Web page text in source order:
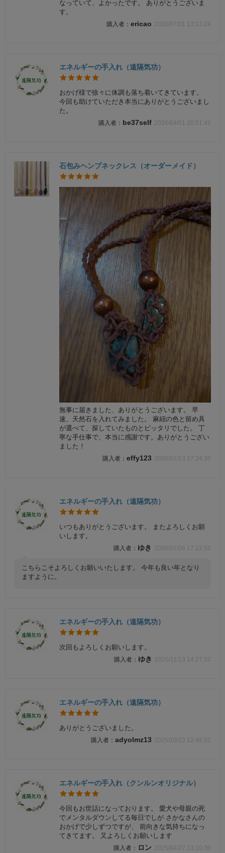
なっていて、よかったです。 ありがとうございま
す。
ericao 2026/07/01 13:13:24
エネルギーの手入れ（遠隔気功）
おかげ様で徐々に体調も落ち着いてきています。
今回も助けていただき本当にありがとうございまし
た。
be37self 2026/04/01 20:51:42
石包みヘンプネックレス（オーダーメイド）
無事に届きました、ありがとうございます。 早
速、天然石を入れてみました。 麻紐の色と留め具
が選べて、探していたものとピッタリでした。 丁
寧な手仕事で、本当に感謝です。ありがとうござい
ました！
effy123 2026/01/13 17:24:35
エネルギーの手入れ（遠隔気功）
いつもありがとうございます。 またよろしくお願
いします。
ゆき 2026/01/06 17:22:55
こちらこそよろしくお願いいたします。 今年も良い年となり
ますように。
エネルギーの手入れ（遠隔気功）
次回もよろしくお願いします。
ゆき 2025/11/13 14:27:32
エネルギーの手入れ（遠隔気功）
ありがとうございました。
adyolmz13 2025/10/23 12:48:52
エネルギーの手入れ（クンルンオリジナル）
今回もお世話になっております。 愛犬や母親の死
でメンタルダウンしてる毎日でしが さかなさんの
おかげで少しずつですが、 前向きな気持ちになっ
てきてます。 又よろしくお願いします
ロン 2025/04/27 13:10:30